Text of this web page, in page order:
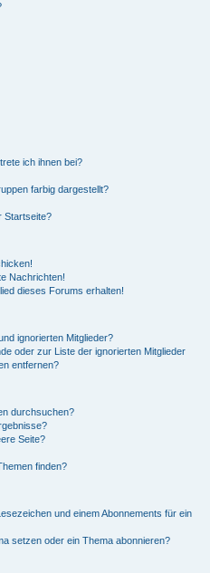
ich ihnen bei?
farbig dargestellt?
Startseite?
Nachrichten!
dieses Forums erhalten!
ignorierten Mitglieder?
oder zur Liste der ignorierten Mitglieder
entfernen?
durchsuchen?
Seite?
finden?
und einem Abonnements für ein
setzen oder ein Thema abonnieren?